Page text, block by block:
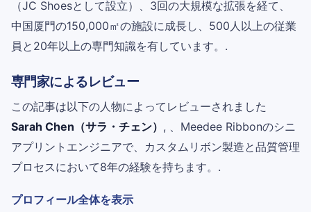
（JC Shoesとして設立）、3回の大規模な拡張を経て、
中国厦門の150,000㎡の施設に成長し、500人以上の従業
員と20年以上の専門知識を有しています。.
専門家によるレビュー
この記事は以下の人物によってレビューされました
Sarah Chen（サラ・チェン） , 、Meedee Ribbonのシニ
アプリントエンジニアで、カスタムリボン製造と品質管理
プロセスにおいて8年の経験を持ちます。.
プロフィール全体を表示